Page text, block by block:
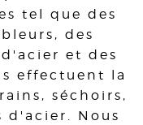
tel que des
des
et des
effectuent la
séchoirs,
d'acier. Nous